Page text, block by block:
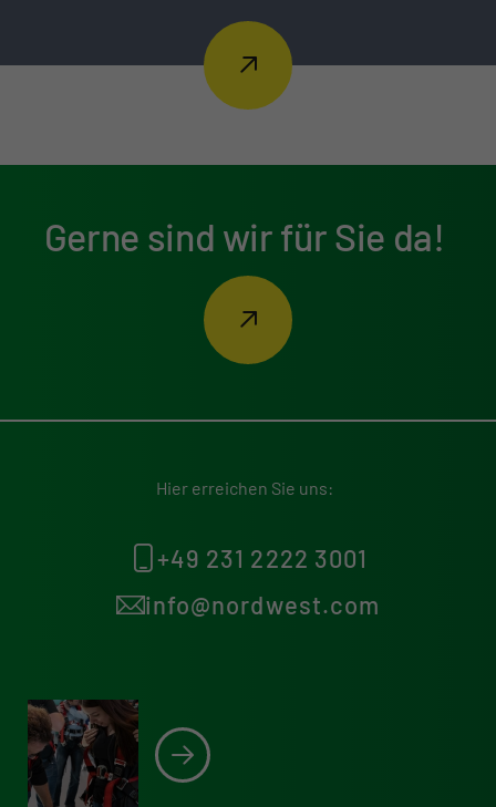
Gerne sind wir für Sie da!
Hier erreichen Sie uns:
+49 231 2222 3001
info@nordwest.com